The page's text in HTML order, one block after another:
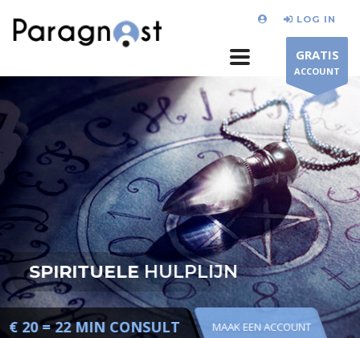
LOG IN
GRATIS
ACCOUNT
SPIRITUELEHULPLIJN
€ 20 = 22 MIN CONSULT MAAK EEN ACCOUNT